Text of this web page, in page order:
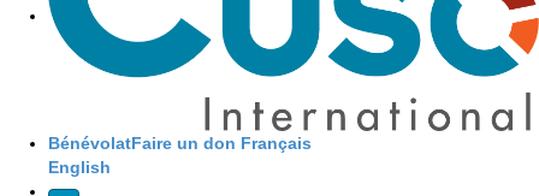
BénévolatFaire un don Français
English